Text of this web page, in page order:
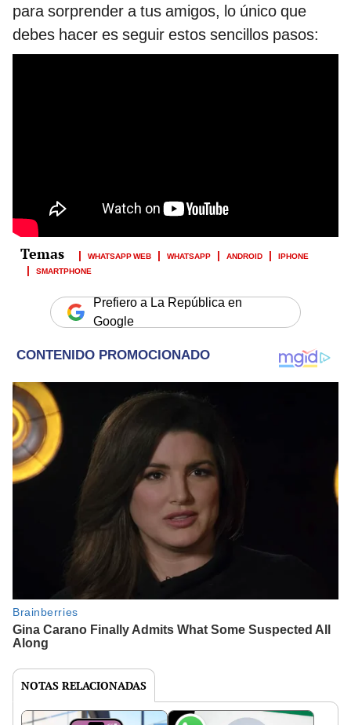
para sorprender a tus amigos, lo único que
debes hacer es seguir estos sencillos pasos:
WHATSAPP WEB WHATSAPP ANDROID
IPHONE
SMARTPHONE
Prefiero a La República en
Google
NOTAS RELACIONADAS